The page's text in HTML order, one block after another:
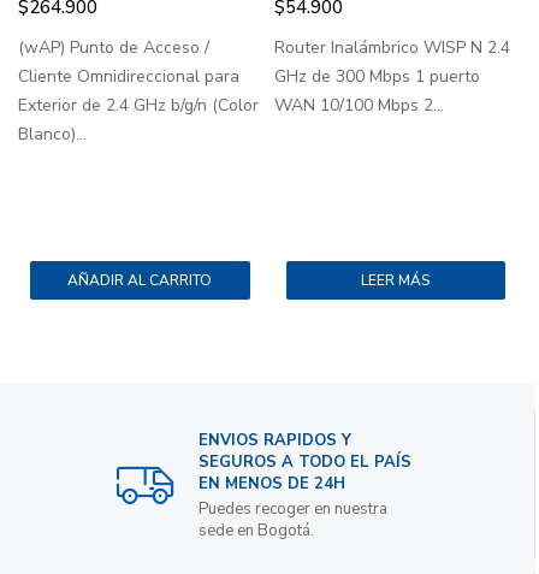
$264.900
(wAP) Punto de Acceso /
Cliente Omnidireccional para
Exterior de 2.4 GHz b/g/n (Color
Blanco)...
AÑADIR AL CARRITO
$54.900
Router Inalámbrico WISP N 2.4
GHz de 300 Mbps 1 puerto
WAN 10/100 Mbps 2...
LEER MÁS
ENVIOS RAPIDOS Y
SEGUROS A TODO EL PAÍS
EN MENOS DE 24H
Puedes recoger en nuestra
sede en Bogotá.